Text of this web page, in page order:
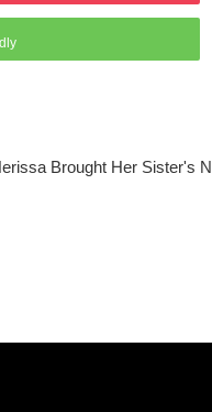
Brought Her Sister's